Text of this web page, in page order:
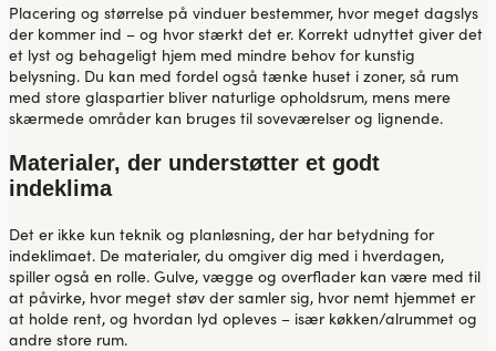
Placering og størrelse på vinduer bestemmer, hvor meget dagslys
der kommer ind – og hvor stærkt det er. Korrekt udnyttet giver det
et lyst og behageligt hjem med mindre behov for kunstig
belysning. Du kan med fordel også tænke huset i zoner, så rum
med store glaspartier bliver naturlige opholdsrum, mens mere
skærmede områder kan bruges til soveværelser og lignende.
Materialer, der understøtter et godt
indeklima
Det er ikke kun teknik og planløsning, der har betydning for
indeklimaet. De materialer, du omgiver dig med i hverdagen,
spiller også en rolle. Gulve, vægge og overflader kan være med til
at påvirke, hvor meget støv der samler sig, hvor nemt hjemmet er
at holde rent, og hvordan lyd opleves – især køkken/alrummet og
andre store rum.